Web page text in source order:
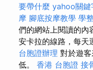
要帶什麼 yahoo關鍵
摩 腳底按摩教學 學
們的網站上閱讀的內
安卡拉的線路，每天
台胞證辦理 對於遊
低。 香港 台胞證 接